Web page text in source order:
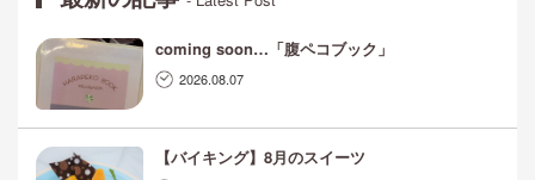
coming soon…「腹ペコブック」
2026.08.07
【バイキング】8月のスイーツ